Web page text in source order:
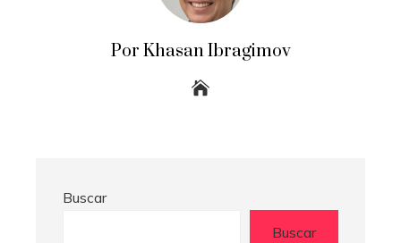
Por Khasan Ibragimov
Buscar
Buscar